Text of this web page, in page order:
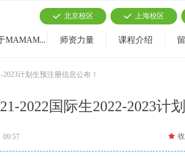
关于MAMAMIA 师资力量 课程介绍
끳 北京校区 끳 上海校区
2022国际生2022-2023计
计划生预注册信息公布！
09:57 끄